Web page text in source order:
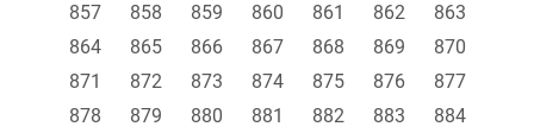
857
858 859 860 861 862
863
864
865 866 867 868 869
870
871
872 873 874 875 876
877
878
879 880 881 882 883
884